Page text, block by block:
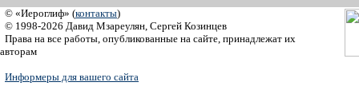
© «Иероглиф» (контакты)
© 1998-2026 Давид Мзареулян, Сергей Козинцев
Права на все работы, опубликованные на сайте, принадлежат их
авторам
Информеры для вашего сайта